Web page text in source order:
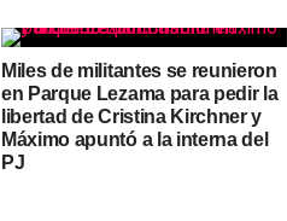
Miles de militantes se reunieron
en Parque Lezama para pedir la
libertad de Cristina Kirchner y
Máximo apuntó a la interna del
PJ